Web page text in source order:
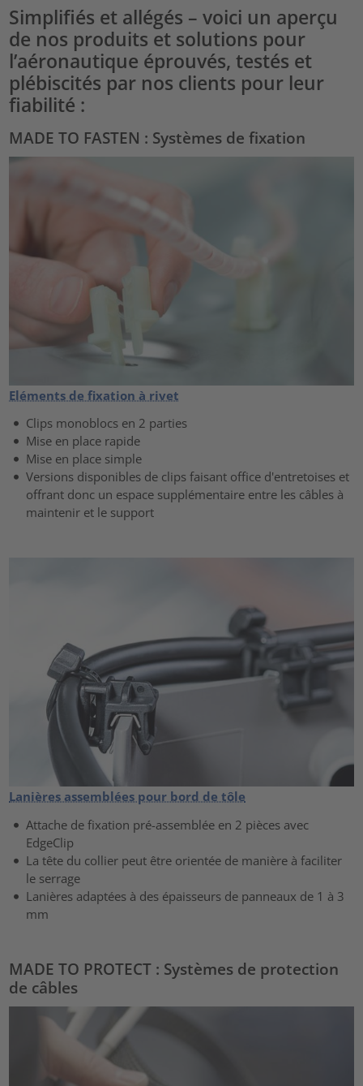
Simplifiés et allégés – voici un aperçu
de nos produits et solutions pour
l’aéronautique éprouvés, testés et
plébiscités par nos clients pour leur
fiabilité :
MADE TO FASTEN : Systèmes de fixation
Eléments de fixation à rivet
Clips monoblocs en 2 parties
Mise en place rapide
Mise en place simple
Versions disponibles de clips faisant office d'entretoises et
offrant donc un espace supplémentaire entre les câbles à
maintenir et le support
Lanières assemblées pour bord de tôle
Attache de fixation pré-assemblée en 2 pièces avec
EdgeClip
La tête du collier peut être orientée de manière à faciliter
le serrage
Lanières adaptées à des épaisseurs de panneaux de 1 à 3
mm
MADE TO PROTECT : Systèmes de protection
de câbles